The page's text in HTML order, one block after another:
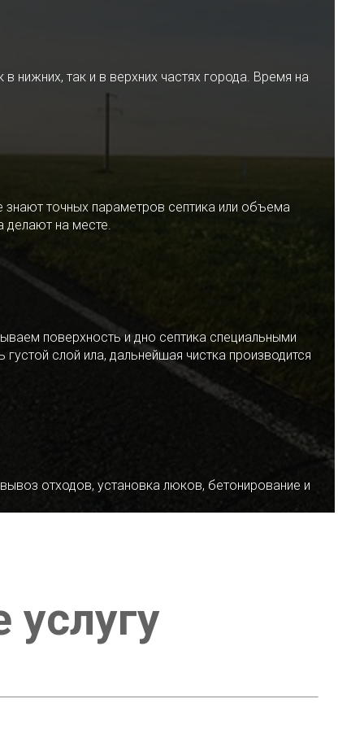
так и в верхних частях города. Время на
точных параметров септика или объема
делают на месте.
поверхность и дно септика специальными
слой ила, дальнейшая чистка производится
отходов, установка люков, бетонирование и
услугу